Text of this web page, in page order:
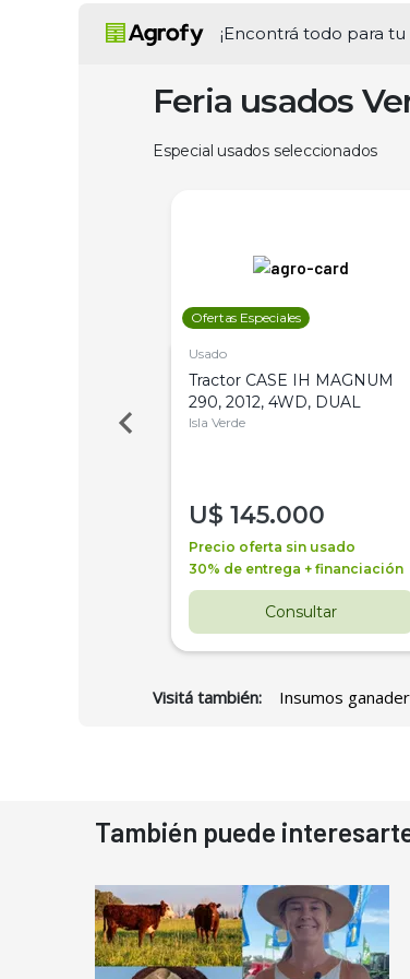
¡Encontrá todo para
Feria usados
Especial usados seleccionados
Ofertas Especiales
Usado
Tractor CASE IH MAGNUM
290, 2012, 4WD, DUAL
Isla Verde
U$ 145.000
Precio oferta sin usado
30% de entrega + financiación
Consultar
Visitá también: Insumos
También puede